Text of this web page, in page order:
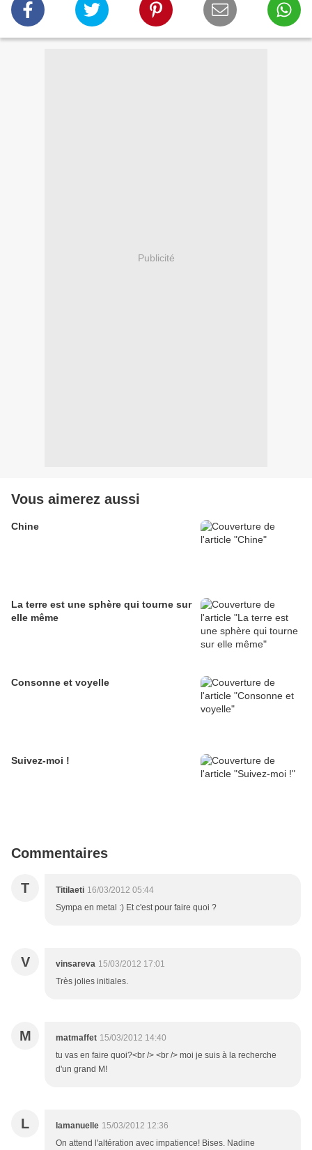
Publicité
Vous aimerez aussi
Chine
La terre est une sphère qui tourne sur
elle même
Consonne et voyelle
Suivez-moi !
Commentaires
T Titilaeti 16/03/2012 05:44
Sympa en metal :) Et c'est pour faire quoi ?
V vinsareva 15/03/2012 17:01
Très jolies initiales.
M matmaffet 15/03/2012 14:40
tu vas en faire quoi?<br /> <br /> moi je suis à la recherche
d'un grand M!
L lamanuelle 15/03/2012 12:36
On attend l'altération avec impatience! Bises. Nadine